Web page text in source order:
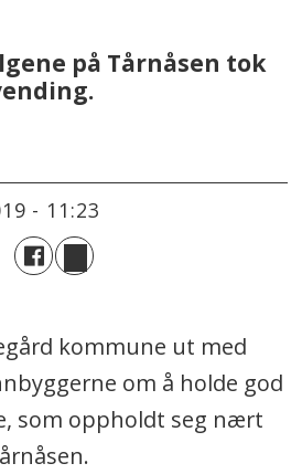
på Tårnåsen tok
- 11:23
kommune ut med
om å holde god
som oppholdt seg nært